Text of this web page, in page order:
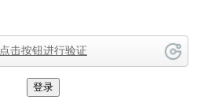
点击按钮进行验证
登录